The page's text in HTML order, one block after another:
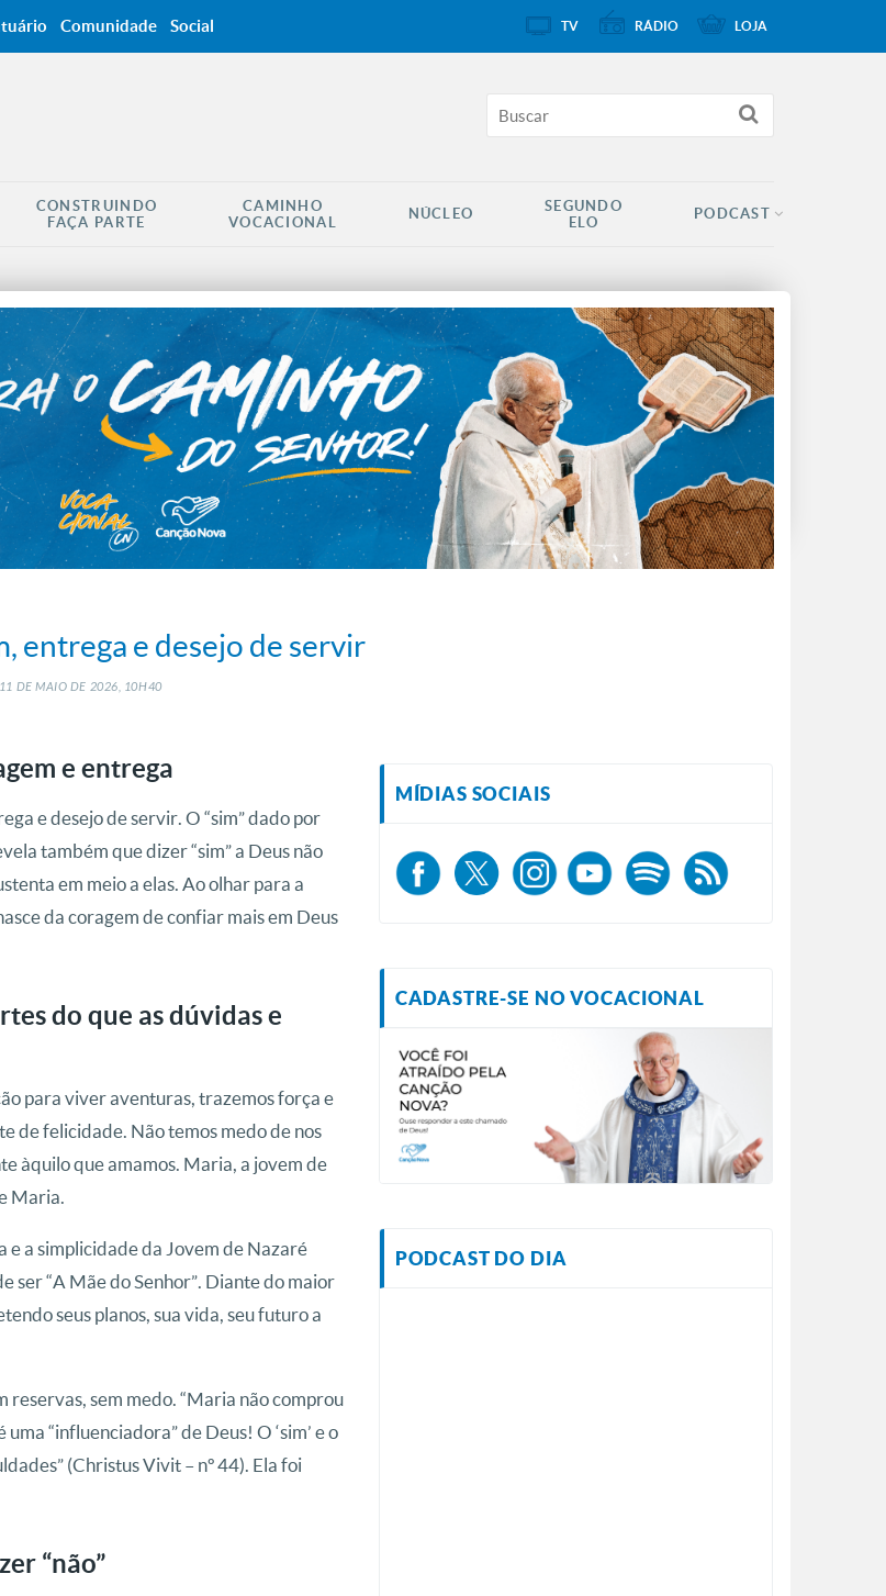
CONSTRUINDO
FAÇA PARTE
CAMINHO
VOCACIONAL
NÚCLEO
SEGUNDO
ELO
PODCAST
entrega e desejo de servir
DEMAIO DE 2026, 10H40
e entrega
e desejo de servir. O “sim” dado por
também que dizer “sim” a Deus não
em meio a elas. Ao olhar para a
da coragem de confiar mais em Deus
do que as dúvidas e
para viver aventuras, trazemos força e
de felicidade. Não temos medo de nos
àquilo que amamos. Maria, a jovem de
Maria.
e a simplicidade da Jovem de Nazaré
ser “A Mãe do Senhor”. Diante do maior
seus planos, sua vida, seu futuro a
reservas, sem medo. “Maria não comprou
“influenciadora” de Deus! O ‘sim’ e o
(Christus Vivit – nº 44). Ela foi
“não”
MÍDIAS SOCIAIS
CADASTRE-SE NO VOCACIONAL
PODCAST DO DIA
Comunidade Social TV RÁDIO LOJA